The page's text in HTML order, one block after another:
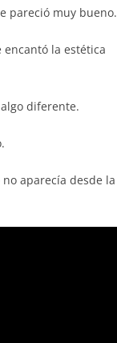
pareció muy bueno.
la estética
diferente.
aparecía desde la